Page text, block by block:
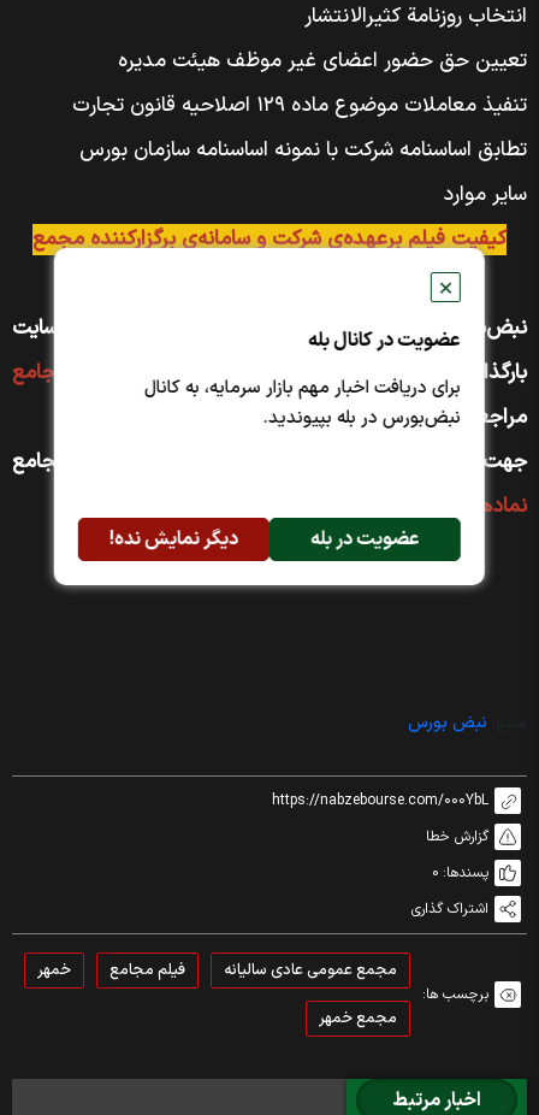
✕
عضویت در کانال بله
برای دریافت اخبار مهم بازار سرمایه، به کانال
نبض‌بورس در بله بپیوندید.
عضویت در بله دیگر نمایش نده!
انتخاب روزنامة کثیر‌الانتشار
تعیین حق حضور اعضای غیر موظف هیئت مدیره
تنفیذ معاملات موضوع ماده ۱۲۹ اصلاحیه قانون تجارت
تطابق اساسنامه شرکت با نمونه اساسنامه سازمان بورس
سایر موارد
کیفیت فیلم برعهده‌ی شرکت و سامانه‌ی برگزارکننده مجمع
نبض‌بورس مجموعه‌ی جامعی از فیلم مجامع را در سایت
بارگذاری کرده است. جهت مشاهده به صفحه
فیلم مجامع
مراجعه کنید
جهت دسترسی سریع‌تر به مجمع نماد دلخواه به صفحه مجامع
نماد‌های بورسی
نبض بورس
https://nabzebourse.com/000YbL
گزارش خطا
پسندها: 0
اشتراک گذاری
برچسب ها:
مجمع عمومی عادی سالیانه فیلم مجامع
خمهر
مجمع خمهر
اخبار مرتبط